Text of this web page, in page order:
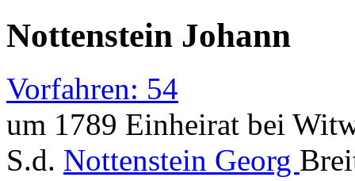
Nottenstein Johann
Vorfahren: 54
um 1789 Einheirat bei
S.d. Nottenstein Georg